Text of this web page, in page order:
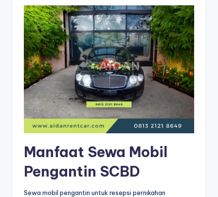
Manfaat Sewa Mobil
Pengantin SCBD
Sewa mobil pengantin untuk resepsi pernikahan